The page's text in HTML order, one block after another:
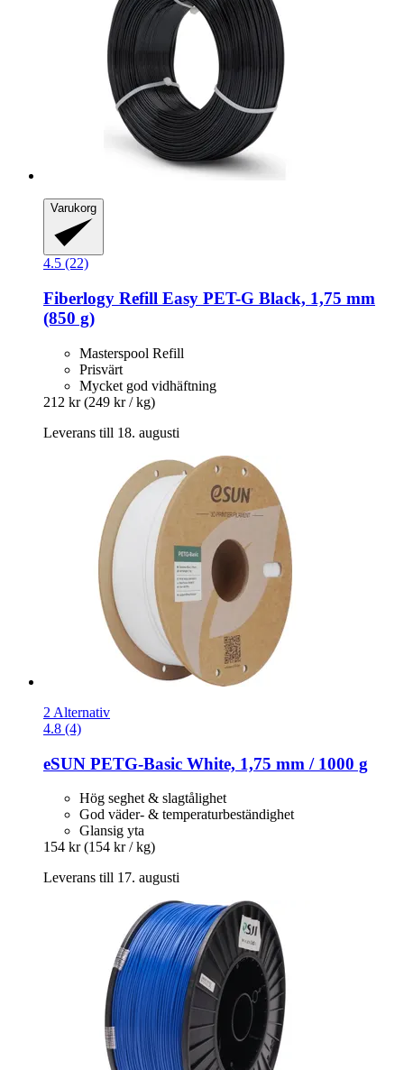
Varukorg
4.5 (22)
Fiberlogy Refill Easy PET-​G Black, 1,75 mm
(850 g)
Masterspool Refill
Prisvärt
Mycket god vidhäftning
212 kr (249 kr / kg)
Leverans till 18. augusti
2 Alternativ
4.8 (4)
eSUN PETG-​Basic White, 1,75 mm / 1000 g
Hög seghet & slagtålighet
God väder- & temperaturbeständighet
Glansig yta
154 kr (154 kr / kg)
Leverans till 17. augusti